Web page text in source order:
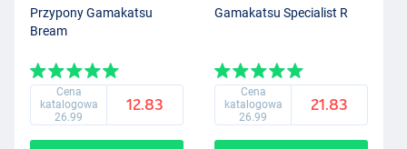
Przypony Gamakatsu
Bream
Cena
katalogowa
26.99
12.83
Gamakatsu Specialist R
Cena
katalogowa
26.99
21.83